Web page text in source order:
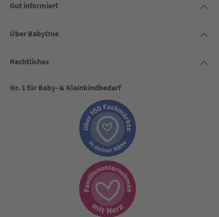
Gut informiert
Über BabyOne
Rechtliches
Nr. 1 für Baby- & Kleinkindbedarf